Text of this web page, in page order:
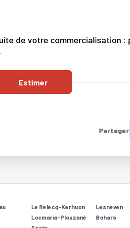
de votre commercialisation
Estimer
Partager
Le Relecq-Kerhuon Lesneven
Locmaria-Plouzané Bohars